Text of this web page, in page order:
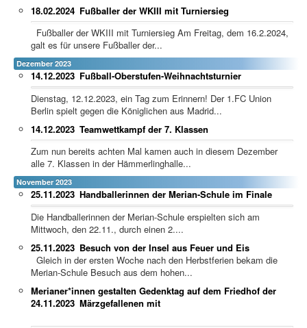
Fußballer der WKIII mit Turniersieg
18.02.2024
Fußballer der WKIII mit Turniersieg Am Freitag, dem 16.2.2024,
galt es für unsere Fußballer der...
Dezember 2023
Fußball-Oberstufen-Weihnachtsturnier
14.12.2023
Dienstag, 12.12.2023, ein Tag zum Erinnern! Der 1.FC Union
Berlin spielt gegen die Königlichen aus Madrid...
Teamwettkampf der 7. Klassen
14.12.2023
Zum nun bereits achten Mal kamen auch in diesem Dezember
alle 7. Klassen in der Hämmerlinghalle...
November 2023
Handballerinnen der Merian-Schule im Finale
25.11.2023
Die Handballerinnen der Merian-Schule erspielten sich am
Mittwoch, den 22.11., durch einen 2....
Besuch von der Insel aus Feuer und Eis
25.11.2023
Gleich in der ersten Woche nach den Herbstferien bekam die
Merian-Schule Besuch aus dem hohen...
Merianer*innen gestalten Gedenktag auf dem Friedhof der
Märzgefallenen mit
24.11.2023